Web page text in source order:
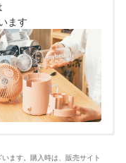
ます
ます。購入時は、販売サイト